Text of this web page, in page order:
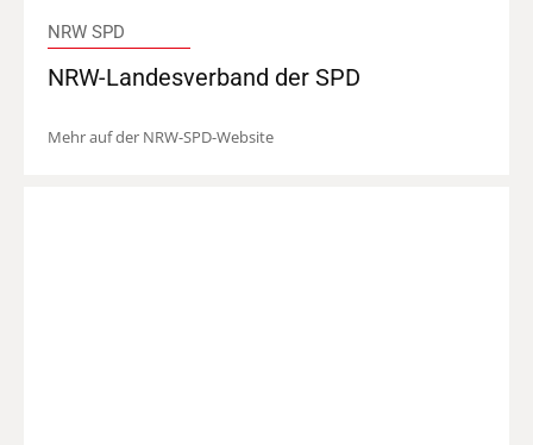
NRW SPD
NRW-Landesverband der SPD
Mehr auf der NRW-SPD-Website